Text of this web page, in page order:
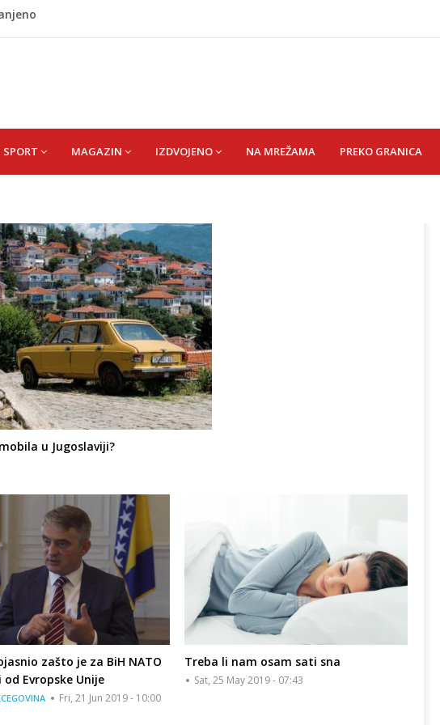
"spori vikend" i zaista se odmoriti
SPORT MAGAZIN IZDVOJENO NA MREŽAMA PREKO GRANICA
u Jugoslaviji?
zašto je za BiH NATO
Evropske Unije
Fri, 21 Jun 2019 - 10:00
Treba li nam osam sati sna
Sat, 25 May 2019 - 07:43